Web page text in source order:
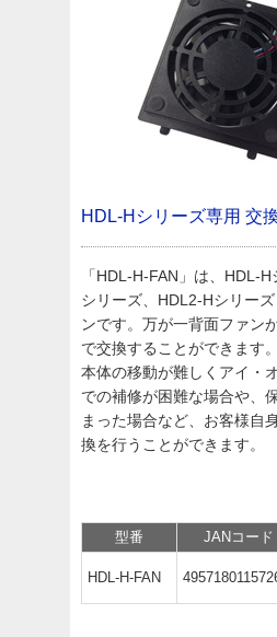
HDL-Hシリーズ専用 交
「HDL-H-FAN」は、HDL-
シリーズ、HDL2-Hシリー
ンです。万が一背面ファン
で交換することができます。
本体の移動が難しくアイ・
での補修が困難な場合や、
まった場合など、お客様自
換を行うことができます。
型番 JANコード
HDL-H-FAN